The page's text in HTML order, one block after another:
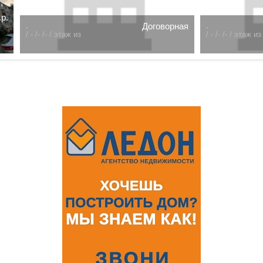
2-я Поселковая
н/ 77.5 /48 /12 /
11600 т.р.
3 комн.Омск. улица Гусарова 48
Центральный р-н/